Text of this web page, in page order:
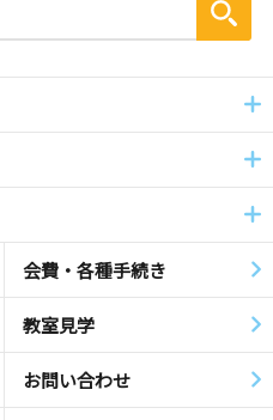
会費・各種手続き
教室見学
お問い合わせ